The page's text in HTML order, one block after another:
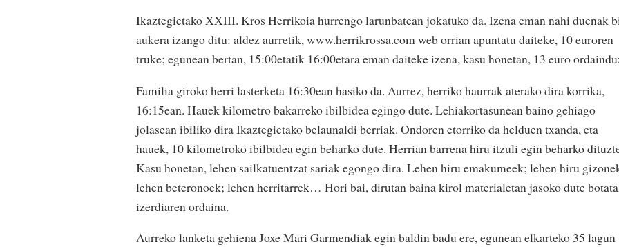
Ikaztegietako XXIII. Kros Herrikoia hurrengo larunbatean jokatuko da. Izena eman nahi duenak
aukera izango ditu: aldez aurretik, www.herrikrossa.com web orrian apuntatu daiteke, 10 euroren
truke; egunean bertan, 15:00etatik 16:00etara eman daiteke izena, kasu honetan, 13 euro
Familia giroko herri lasterketa 16:30ean hasiko da. Aurrez, herriko haurrak aterako dira korrika,
16:15ean. Hauek kilometro bakarreko ibilbidea egingo dute. Lehiakortasunean baino gehiago
jolasean ibiliko dira Ikaztegietako belaunaldi berriak. Ondoren etorriko da helduen txanda, eta
hauek, 10 kilometroko ibilbidea egin beharko dute. Herrian barrena hiru itzuli egin beharko
Kasu honetan, lehen sailkatuentzat sariak egongo dira. Lehen hiru emakumeek; lehen hiru
lehen beteronoek; lehen herritarrek… Hori bai, dirutan baina kirol materialetan jasoko dute
izerdiaren ordaina.
Aurreko lanketa gehiena Joxe Mari Garmendiak egin baldin badu ere, egunean elkarteko 35 lagun